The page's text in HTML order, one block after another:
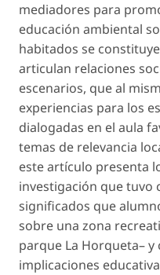
mediadores para
educación ambiental
habitados se
articulan relaciones
escenarios, que al
experiencias para los
dialogadas en el aula
temas de relevancia
este artículo presenta
investigación que tuvo
significados que
sobre una zona
parque La Horqueta–
implicaciones